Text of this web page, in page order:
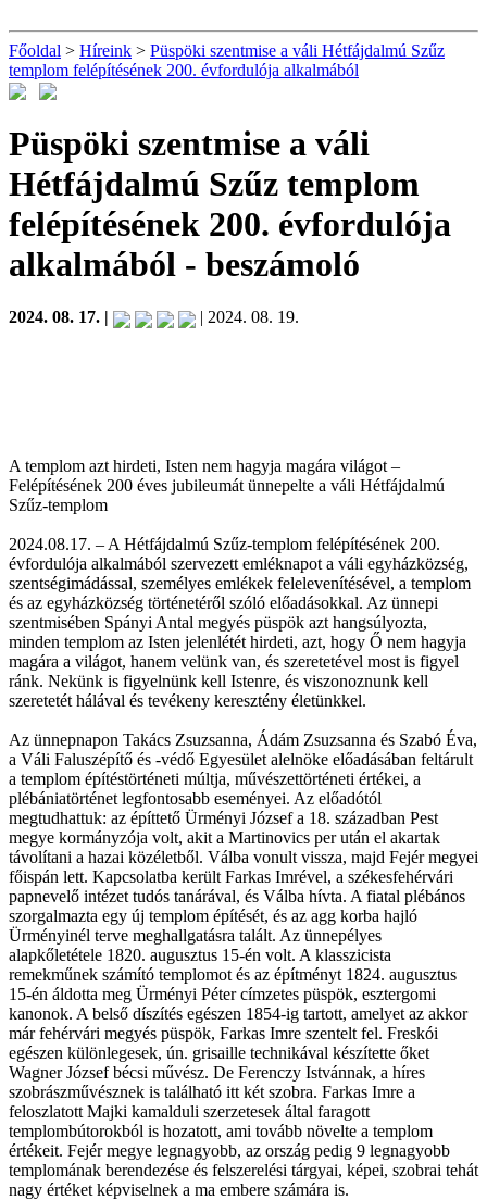
Főoldal > Híreink > Püspöki szentmise a váli Hétfájdalmú Szűz
templom felépítésének 200. évfordulója alkalmából
Püspöki szentmise a váli
Hétfájdalmú Szűz templom
felépítésének 200. évfordulója
alkalmából - beszámoló
2024. 08. 17. | | 2024. 08. 19.
A templom azt hirdeti, Isten nem hagyja magára világot –
Felépítésének 200 éves jubileumát ünnepelte a váli Hétfájdalmú
Szűz-templom
2024.08.17. – A Hétfájdalmú Szűz-templom felépítésének 200.
évfordulója alkalmából szervezett emléknapot a váli egyházközség,
szentségimádással, személyes emlékek felelevenítésével, a templom
és az egyházközség történetéről szóló előadásokkal. Az ünnepi
szentmisében Spányi Antal megyés püspök azt hangsúlyozta,
minden templom az Isten jelenlétét hirdeti, azt, hogy Ő nem hagyja
magára a világot, hanem velünk van, és szeretetével most is figyel
ránk. Nekünk is figyelnünk kell Istenre, és viszonoznunk kell
szeretetét hálával és tevékeny keresztény életünkkel.
Az ünnepnapon Takács Zsuzsanna, Ádám Zsuzsanna és Szabó Éva,
a Váli Faluszépítő és -védő Egyesület alelnöke előadásában feltárult
a templom építéstörténeti múltja, művészettörténeti értékei, a
plébániatörténet legfontosabb eseményei. Az előadótól
megtudhattuk: az építtető Ürményi József a 18. században Pest
megye kormányzója volt, akit a Martinovics per után el akartak
távolítani a hazai közéletből. Válba vonult vissza, majd Fejér megyei
főispán lett. Kapcsolatba került Farkas Imrével, a székesfehérvári
papnevelő intézet tudós tanárával, és Válba hívta. A fiatal plébános
szorgalmazta egy új templom építését, és az agg korba hajló
Ürményinél terve meghallgatásra talált. Az ünnepélyes
alapkőletétele 1820. augusztus 15-én volt. A klasszicista
remekműnek számító templomot és az építményt 1824. augusztus
15-én áldotta meg Ürményi Péter címzetes püspök, esztergomi
kanonok. A belső díszítés egészen 1854-ig tartott, amelyet az akkor
már fehérvári megyés püspök, Farkas Imre szentelt fel. Freskói
egészen különlegesek, ún. grisaille technikával készítette őket
Wagner József bécsi művész. De Ferenczy Istvánnak, a híres
szobrászművésznek is található itt két szobra. Farkas Imre a
feloszlatott Majki kamalduli szerzetesek által faragott
templombútorokból is hozatott, ami tovább növelte a templom
értékeit. Fejér megye legnagyobb, az ország pedig 9 legnagyobb
templomának berendezése és felszerelési tárgyai, képei, szobrai tehát
nagy értéket képviselnek a ma embere számára is.